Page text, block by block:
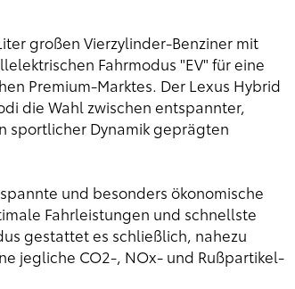
großen Vierzylinder-Benziner mit
Fahrmodus "EV" für eine
Premium-Marktes. Der Lexus Hybrid
die Wahl zwischen entspannter,
sportlicher Dynamik geprägten
und besonders ökonomische
Fahrleistungen und schnellste
gestattet es schließlich, nahezu
jegliche CO2-, NOx- und Rußpartikel-